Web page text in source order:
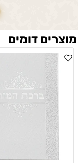
מוצרים דומים